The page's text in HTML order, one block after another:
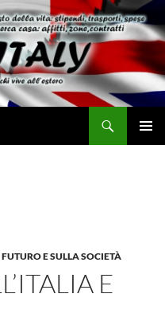
E SULLA SOCIETÀ
E